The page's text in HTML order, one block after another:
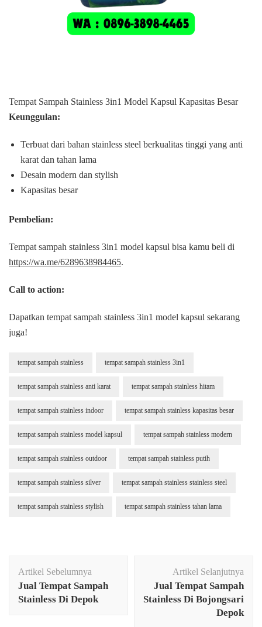
Tempat Sampah Stainless 3in1 Model Kapsul Kapasitas Besar
Keunggulan:
Terbuat dari bahan stainless steel berkualitas tinggi yang anti
karat dan tahan lama
Desain modern dan stylish
Kapasitas besar
Pembelian:
Tempat sampah stainless 3in1 model kapsul bisa kamu beli di
https://wa.me/6289638984465.
Call to action:
Dapatkan tempat sampah stainless 3in1 model kapsul sekarang
juga!
tempat sampah stainless tempat sampah stainless 3in1
tempat sampah stainless anti karat tempat sampah stainless hitam
tempat sampah stainless indoor tempat sampah stainless kapasitas besar
tempat sampah stainless model kapsul tempat sampah stainless modern
tempat sampah stainless outdoor tempat sampah stainless putih
tempat sampah stainless silver tempat sampah stainless stainless steel
tempat sampah stainless stylish tempat sampah stainless tahan lama
Artikel
Artikel Sebelumnya
Jual Tempat Sampah
Stainless Di Depok
Artikel Selanjutnya
Jual Tempat Sampah
Stainless Di Bojongsari
Depok